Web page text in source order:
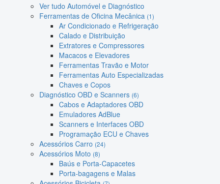
Ver tudo Automóvel e Diagnóstico
Ferramentas de Oficina Mecânica (1)
Ar Condicionado e Refrigeração
Calado e Distribuição
Extratores e Compressores
Macacos e Elevadores
Ferramentas Travão e Motor
Ferramentas Auto Especializadas
Chaves e Copos
Diagnóstico OBD e Scanners (6)
Cabos e Adaptadores OBD
Emuladores AdBlue
Scanners e Interfaces OBD
Programação ECU e Chaves
Acessórios Carro (24)
Acessórios Moto (8)
Baús e Porta-Capacetes
Porta-bagagens e Malas